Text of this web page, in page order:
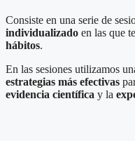
Consiste en una serie de
individualizado en las que
hábitos.
En las sesiones utilizamos
estrategias más efectivas
evidencia científica y la